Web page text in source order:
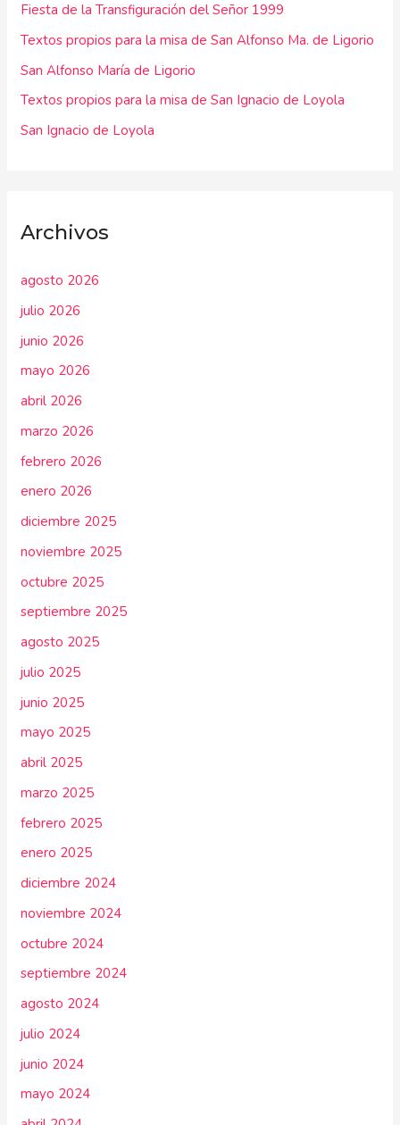
p
o
r
:
Fiesta de la Transfiguración del Señor 1999
Textos propios para la misa de San Alfonso Ma. de Ligorio
San Alfonso María de Ligorio
Textos propios para la misa de San Ignacio de Loyola
San Ignacio de Loyola
Archivos
agosto 2026
julio 2026
junio 2026
mayo 2026
abril 2026
marzo 2026
febrero 2026
enero 2026
diciembre 2025
noviembre 2025
octubre 2025
septiembre 2025
agosto 2025
julio 2025
junio 2025
mayo 2025
abril 2025
marzo 2025
febrero 2025
enero 2025
diciembre 2024
noviembre 2024
octubre 2024
septiembre 2024
agosto 2024
julio 2024
junio 2024
mayo 2024